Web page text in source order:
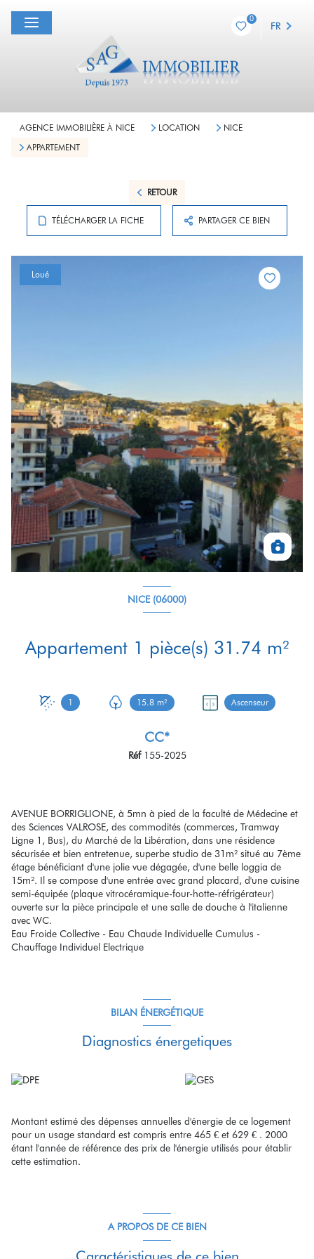
0
FR
AGENCE IMMOBILIÈRE À NICE LOCATION
NICE
APPARTEMENT
RETOUR
TÉLÉCHARGER LA FICHE PARTAGER CE BIEN
Loué
NICE (06000)
Appartement 1 pièce(s) 31.74 m²
1 15.8 m² Ascenseur
CC*
Réf 155-2025
AVENUE BORRIGLIONE, à 5mn à pied de la faculté de Médecine et
des Sciences VALROSE, des commodités (commerces, Tramway
Ligne 1, Bus), du Marché de la Libération, dans une résidence
sécurisée et bien entretenue, superbe studio de 31m² situé au 7ème
étage bénéficiant d'une jolie vue dégagée, d'une belle loggia de
15m². Il se compose d'une entrée avec grand placard, d'une cuisine
semi-équipée (plaque vitrocéramique-four-hotte-réfrigérateur)
ouverte sur la pièce principale et une salle de douche à l'italienne
avec WC.
Eau Froide Collective - Eau Chaude Individuelle Cumulus -
Chauffage Individuel Electrique
BILAN ÉNERGÉTIQUE
Diagnostics énergetiques
Montant estimé des dépenses annuelles d'énergie de ce logement
pour un usage standard est compris entre 465 € et 629 € . 2000
étant l'année de référence des prix de l'énergie utilisés pour établir
cette estimation.
A PROPOS DE CE BIEN